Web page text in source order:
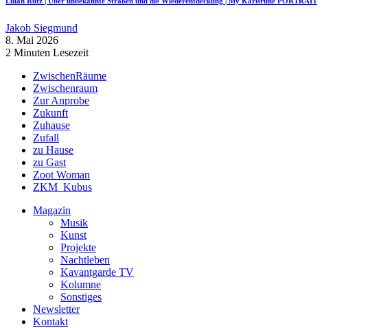
Jakob Siegmund
8. Mai 2026
2 Minuten Lesezeit
ZwischenRäume
Zwischenraum
Zur Anprobe
Zukunft
Zuhause
Zufall
zu Hause
zu Gast
Zoot Woman
ZKM_Kubus
Magazin
Musik
Kunst
Projekte
Nachtleben
Kavantgarde TV
Kolumne
Sonstiges
Newsletter
Kontakt